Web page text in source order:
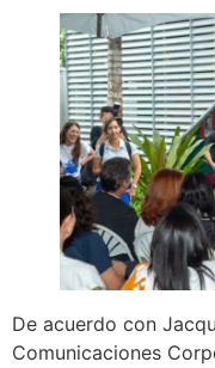
De acuerdo con
Comunicaciones